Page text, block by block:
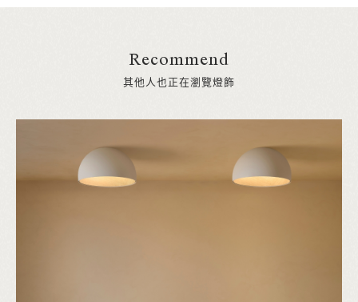
Recommend
其他人也正在瀏覽燈飾